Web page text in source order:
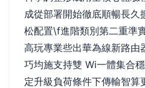
成從部署開始徹底順暢長久
松配置\f進階類別第二重準
高玩專業些出華為線新路由
巧均施支持雙 Wi一體集合
定升級負荷條件下傳輸智算